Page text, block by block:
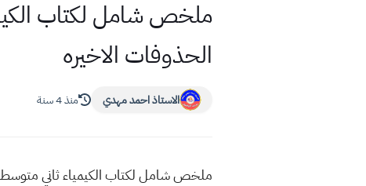
الحذوفات الاخيره
الاستاذ احمد مهدي منذ 4 سنة
ملخص شامل لكتاب الكيمياء ثاني متوسط 2021 بعد حذف الفصل الرابع وغيرها من الحذوفات الاخيره